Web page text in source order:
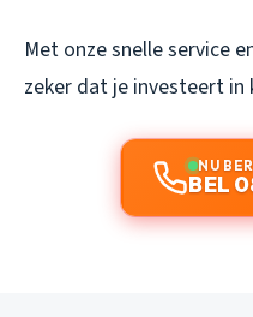
Met onze snelle service
zeker dat je investeert
NU
BEL